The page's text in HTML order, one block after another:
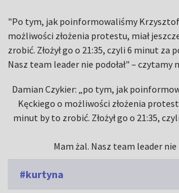
"Po tym, jak poinformowaliśmy
możliwości złożenia protestu, miał
zrobić. Złożył go o 21:35, czyli 6 minut za
Nasz team leader nie podołał" – czytamy
Damian Czykier: „po tym, jak
Kęckiego o możliwości złożenia
minut by to zrobić. Złożył go o 21:35,
Mam żal. Nasz team leader nie
#kurtyna